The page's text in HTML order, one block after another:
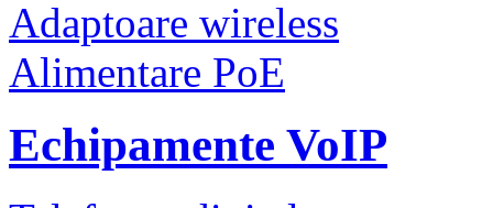
Adaptoare wireless
Alimentare PoE
Echipamente VoIP